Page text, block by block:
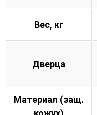
Вес, кг
Дверца
Материал (защ.